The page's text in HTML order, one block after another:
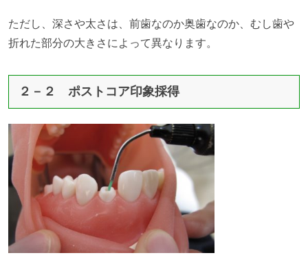
ただし、深さや太さは、前歯なのか奥歯なのか、むし歯や
折れた部分の大きさによって異なります。
２－２ ポストコア印象採得